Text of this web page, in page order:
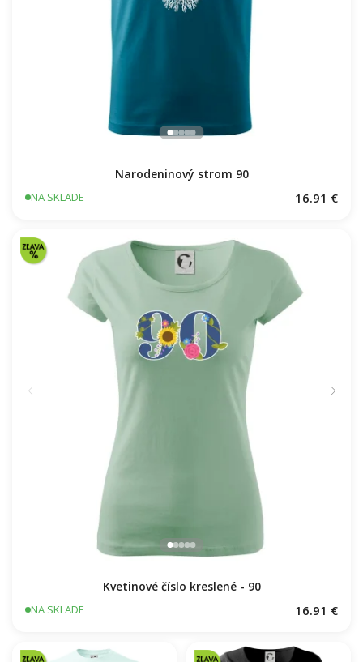
Narodeninový strom 90
NA SKLADE 16.91 €
Kvetinové číslo kreslené - 90
NA SKLADE 16.91 €